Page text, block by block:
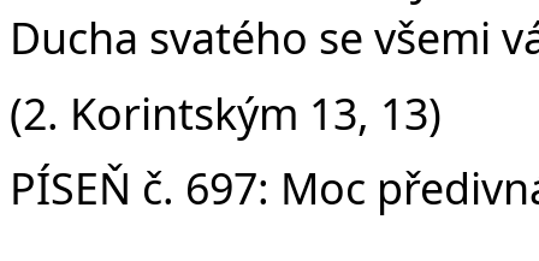
Ducha svatého se všemi
(2. Korintským 13, 13)
PÍSEŇ č. 697: Moc